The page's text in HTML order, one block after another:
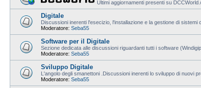
Ultimi aggiornamenti presenti su
Digitale
Discussioni inerenti l'esecizio, l'installazione e la gestione di sistemi
Moderatore: Seba55
Software per il Digitale
Sezione dedicata alle discussioni riguardanti tutti i software
Moderatore: Seba55
Sviluppo Digitale
L'angolo degli smanettoni .Discussioni inerenti lo sviluppo di nuovi
Moderatore: Seba55